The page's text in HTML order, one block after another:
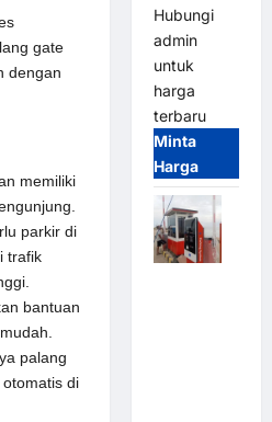
gate
dengan
memiliki
parkir di
trafik
bantuan
palang
di
Hubungi
admin
untuk
harga
terbaru
Minta
Harga